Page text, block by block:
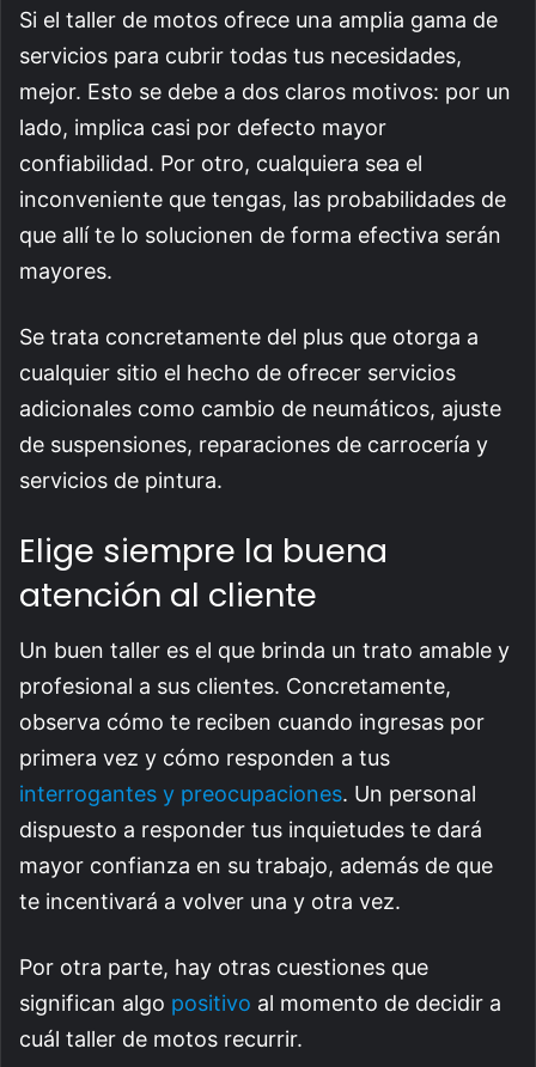
Si el taller de motos ofrece una amplia gama de
servicios para cubrir todas tus necesidades,
mejor. Esto se debe a dos claros motivos: por un
lado, implica casi por defecto mayor
confiabilidad. Por otro, cualquiera sea el
inconveniente que tengas, las probabilidades de
que allí te lo solucionen de forma efectiva serán
mayores.
Se trata concretamente del plus que otorga a
cualquier sitio el hecho de ofrecer servicios
adicionales como cambio de neumáticos, ajuste
de suspensiones, reparaciones de carrocería y
servicios de pintura.
Elige siempre la buena
atención al cliente
Un buen taller es el que brinda un trato amable y
profesional a sus clientes. Concretamente,
observa cómo te reciben cuando ingresas por
primera vez y cómo responden a tus
interrogantes y preocupaciones. Un personal
dispuesto a responder tus inquietudes te dará
mayor confianza en su trabajo, además de que
te incentivará a volver una y otra vez.
Por otra parte, hay otras cuestiones que
significan algo positivo al momento de decidir a
cuál taller de motos recurrir.